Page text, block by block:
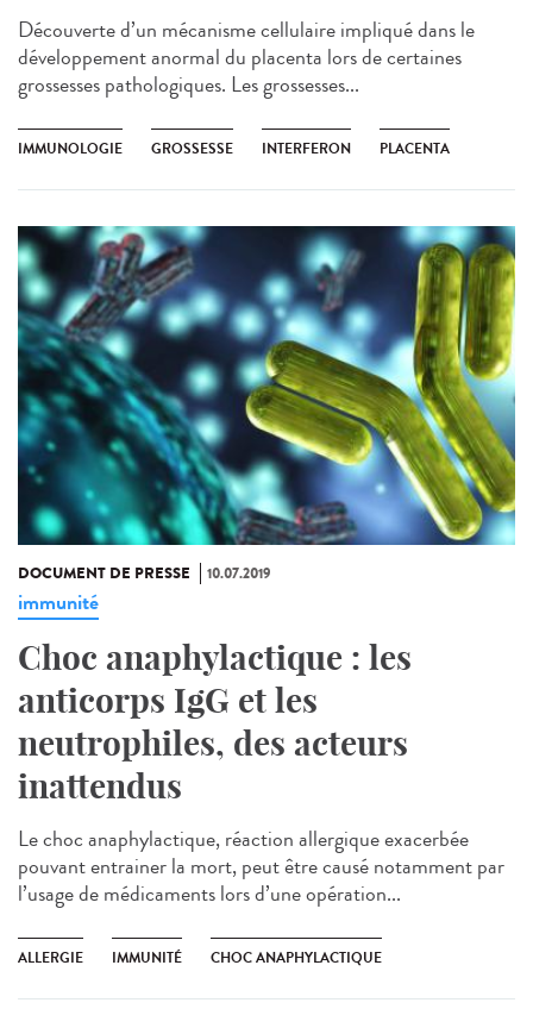
Découverte d’un mécanisme cellulaire impliqué dans le
développement anormal du placenta lors de certaines
grossesses pathologiques. Les grossesses...
IMMUNOLOGIE GROSSESSE INTERFERON PLACENTA
DOCUMENT DE PRESSE 10.07.2019
immunité
Choc anaphylactique : les
anticorps IgG et les
neutrophiles, des acteurs
inattendus
Le choc anaphylactique, réaction allergique exacerbée
pouvant entrainer la mort, peut être causé notamment par
l’usage de médicaments lors d’une opération...
ALLERGIE IMMUNITÉ CHOC ANAPHYLACTIQUE